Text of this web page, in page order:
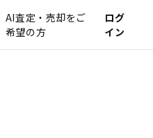
AI査定・売却をご
希望の方
ログ
イン